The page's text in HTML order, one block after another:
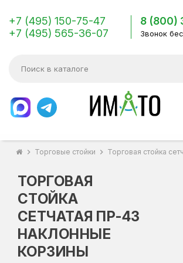
+7 (495) 150-75-47
+7 (495) 565-36-07
8 (800)
Звонок
chevron_right Торговые стойки chevron_right Торговая стойка
ТОРГОВАЯ
СТОЙКА
СЕТЧАТАЯ ПР-43
НАКЛОННЫЕ
КОРЗИНЫ